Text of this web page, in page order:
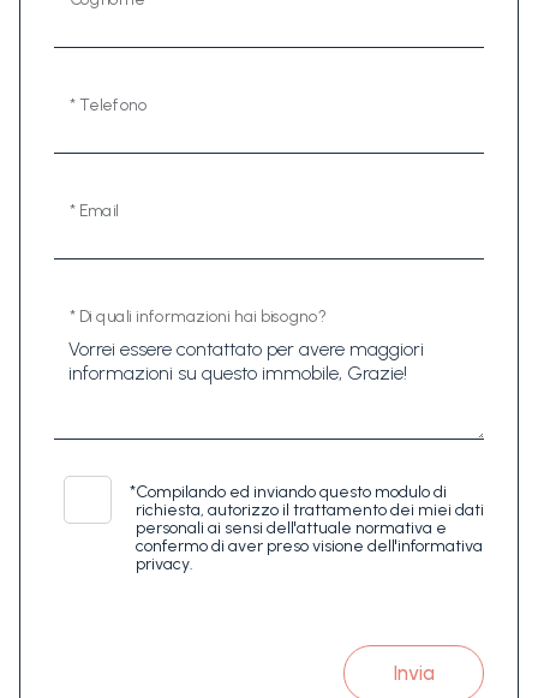
* Telefono
* Email
* Di quali informazioni hai bisogno?
*Compilando ed inviando questo modulo di
richiesta, autorizzo il trattamento dei miei dati
personali ai sensi dell'attuale normativa e
confermo di aver preso visione dell'informativa
privacy.
Invia